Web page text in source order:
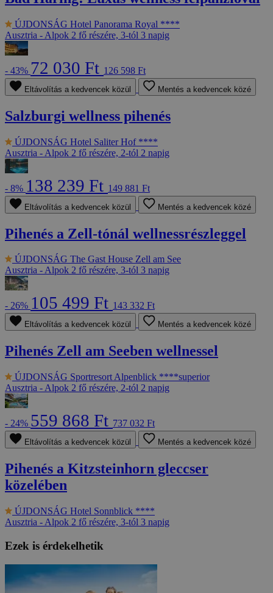
ÚJDONSÁG Hotel Panorama Royal ****
Ausztria - Alpok 2 fő részére, 3-tól 3 napig
- 43% 72 030 Ft 126 598 Ft
Eltávolítás a kedvencek közül Mentés a kedvencek közé
Salzburgi wellness pihenés
ÚJDONSÁG Hotel Saliter Hof ****
Ausztria - Alpok 2 fő részére, 2-tól 2 napig
- 8% 138 239 Ft 149 881 Ft
Eltávolítás a kedvencek közül Mentés a kedvencek közé
Pihenés a Zell-tónál wellnessrészleggel
ÚJDONSÁG The Gast House Zell am See
Ausztria - Alpok 2 fő részére, 3-tól 3 napig
- 26% 105 499 Ft 143 332 Ft
Eltávolítás a kedvencek közül Mentés a kedvencek közé
Pihenés Zell am Seeben wellnessel
ÚJDONSÁG Sportresort Alpenblick ****superior
Ausztria - Alpok 2 fő részére, 2-tól 2 napig
- 24% 559 868 Ft 737 032 Ft
Eltávolítás a kedvencek közül Mentés a kedvencek közé
Pihenés a Kitzsteinhorn gleccser
közelében
ÚJDONSÁG Hotel Sonnblick ****
Ausztria - Alpok 2 fő részére, 3-tól 3 napig
Ezek is érdekelhetik